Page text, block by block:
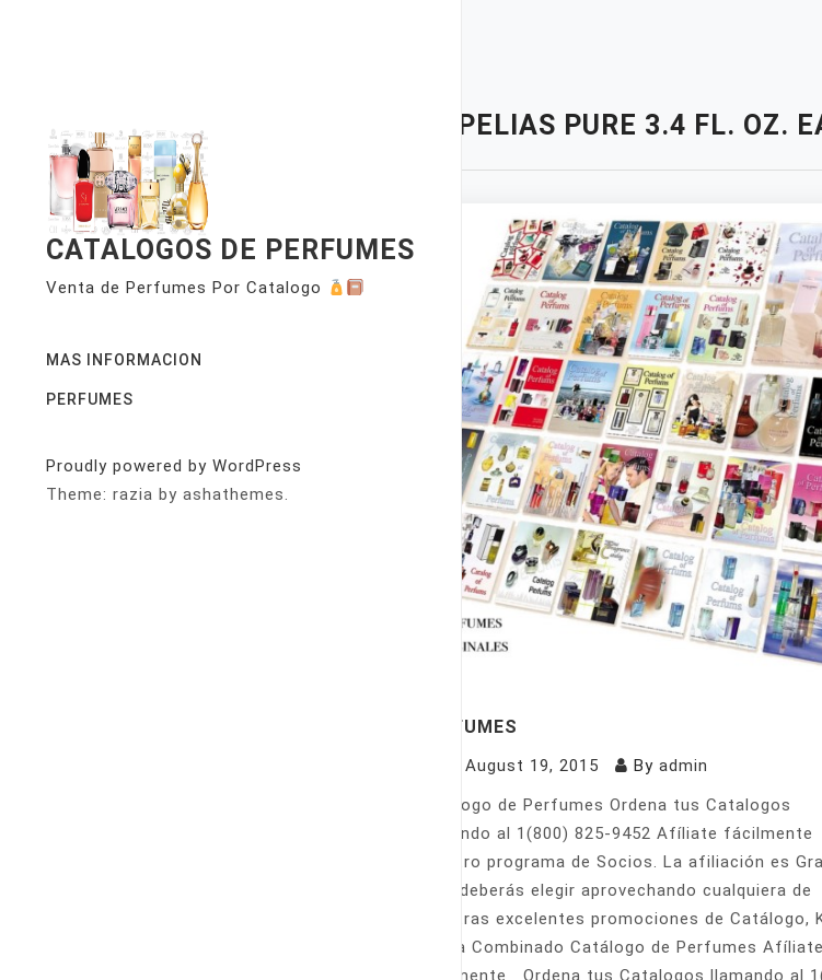
CATALOGOS DE PERFUMES
Venta de Perfumes Por Catalogo
MAS INFORMACION
PERFUMES
Proudly powered by WordPress
Theme: razia by ashathemes.
PELIAS PURE 3.4 FL. OZ.
PERFUMES
August 19, 2015 By admin
Catálogo de Perfumes Ordena tus Catalogos
llamando al 1(800) 825-9452 Afíliate
nuestro programa de Socios. La afiliación es
Sólo deberás elegir aprovechando cualquiera de
nuestras excelentes promociones de Catálogo,
Venta Combinado Catálogo de Perfumes Afíliate
fácilmente Ordena tus Catalogos llamando al